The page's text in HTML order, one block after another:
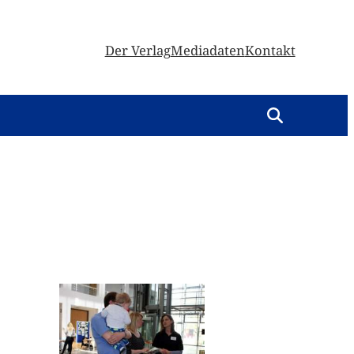
Der VerlagMediadatenKontakt